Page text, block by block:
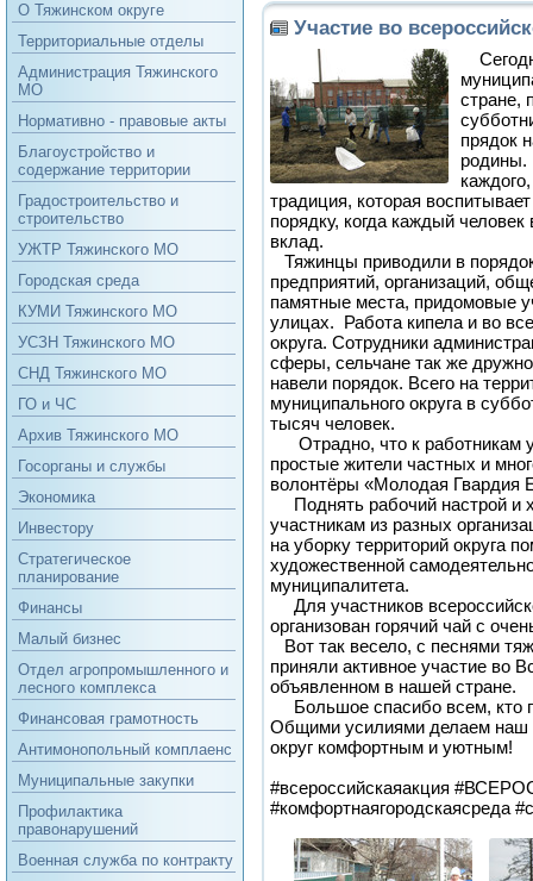
О Тяжинском округе
Территориальные отделы
Администрация Тяжинского
МО
Нормативно - правовые акты
Благоустройство и
содержание территории
Градостроительство и
строительство
УЖТР Тяжинского МО
Городская среда
КУМИ Тяжинского МО
УСЗН Тяжинского МО
СНД Тяжинского МО
ГО и ЧС
Архив Тяжинского МО
Госорганы и службы
Экономика
Инвестору
Стратегическое
планирование
Финансы
Малый бизнес
Отдел агропромышленного и
лесного комплекса
Финансовая грамотность
Антимонопольный комплаенс
Муниципальные закупки
Профилактика
правонарушений
Военная служба по контракту
Участие во
стране,
прядок
родины.
традиция, которая
порядку, когда каждый
вклад.
Тяжинцы приводили в
предприятий, организаций,
памятные места, придомовые
улицах. Работа кипела и во
округа. Сотрудники
сферы, сельчане так же
навели порядок. Всего на
муниципального округа в
тысяч человек.
Отрадно, что к работникам
простые жители частных и
волонтёры «Молодая Гвардия
Поднять рабочий настрой и
участникам из разных
на уборку территорий округа
художественной
муниципалитета.
Для участников
организован горячий чай с
Вот так весело, с песнями
приняли активное участие во
объявленном в нашей стране.
Большое спасибо всем, кто
Общими усилиями делаем наш
округ комфортным и уютным!
#всероссийскаяакция
#комфортнаягородскаясреда